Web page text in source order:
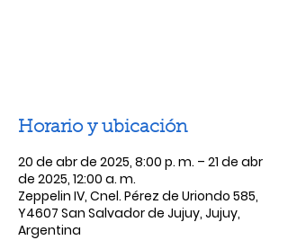
Horario y ubicación
20 de abr de 2025, 8:00 p. m. – 21 de abr
de 2025, 12:00 a. m.
Zeppelin IV, Cnel. Pérez de Uriondo 585,
Y4607 San Salvador de Jujuy, Jujuy,
Argentina